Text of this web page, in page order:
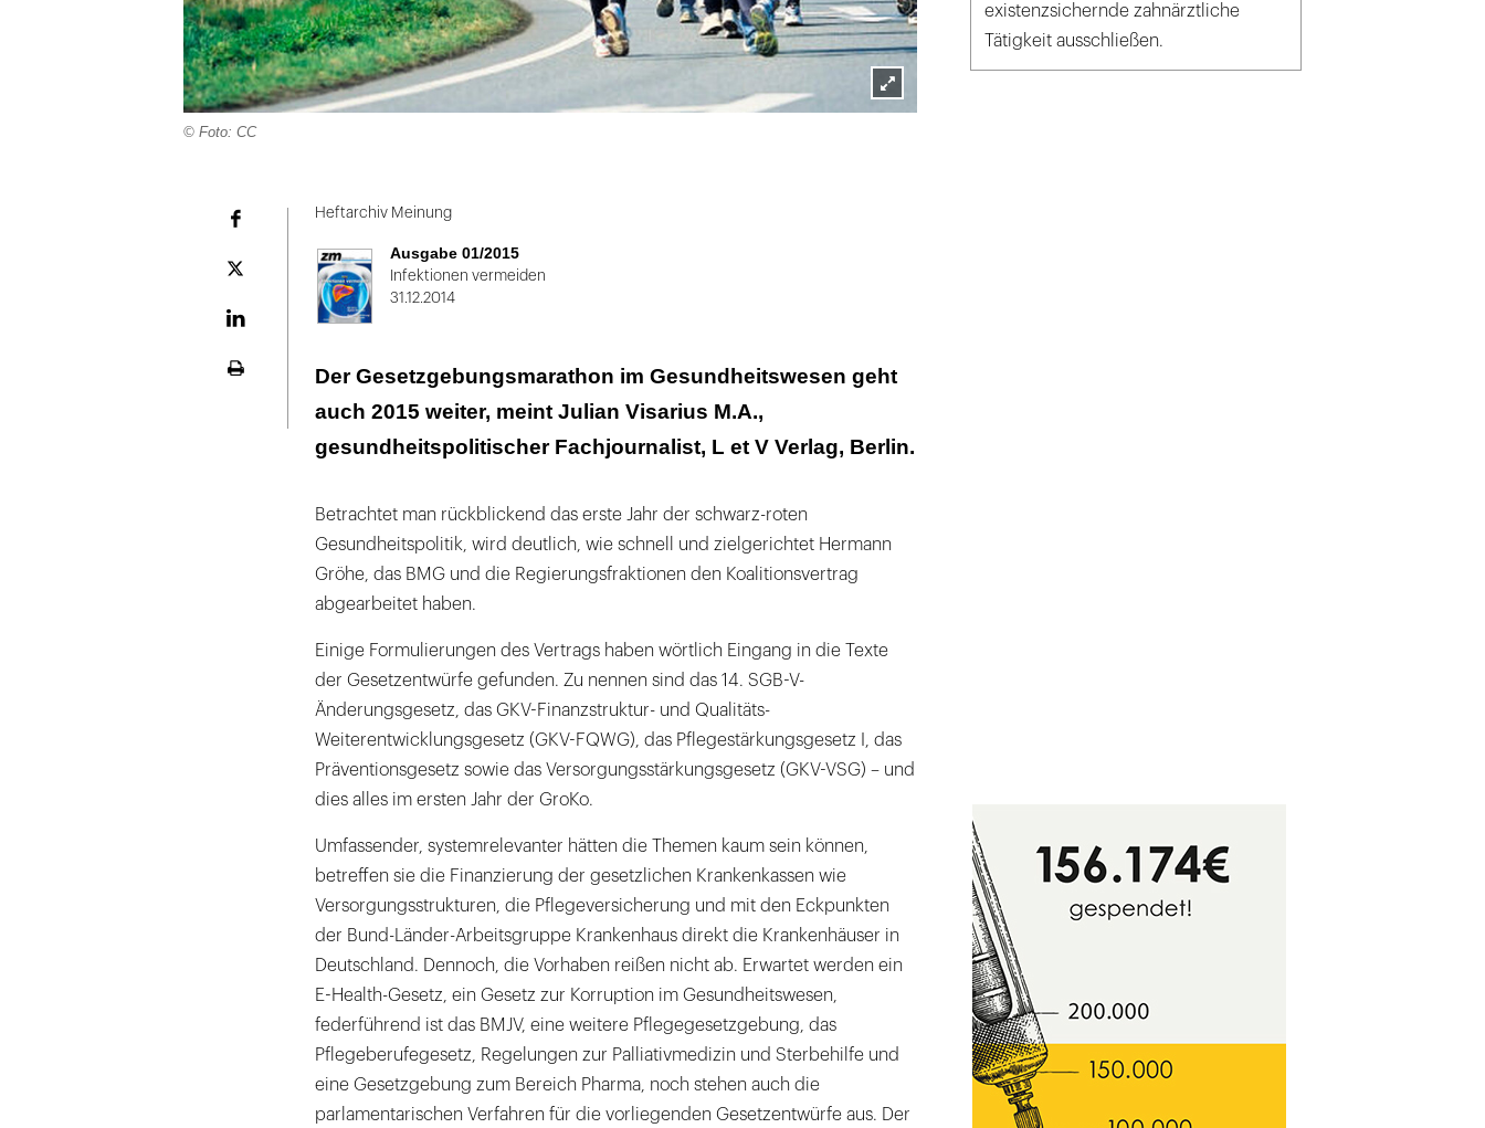
Lightbox
© Foto: CC
Plattform
Heftarchiv Meinung
Ausgabe 01/2015
Infektionen vermeiden
31.12.2014
Der Gesetzgebungsmarathon im Gesundheitswesen geht
auch 2015 weiter, meint Julian Visarius M.A.,
gesundheitspolitischer Fachjournalist, L et V Verlag, Berlin.
Betrachtet man rückblickend das erste Jahr der schwarz-roten
Gesundheitspolitik, wird deutlich, wie schnell und zielgerichtet Hermann
Gröhe, das BMG und die Regierungsfraktionen den Koalitionsvertrag
abgearbeitet haben.
Einige Formulierungen des Vertrags haben wörtlich Eingang in die Texte
der Gesetzentwürfe gefunden. Zu nennen sind das 14. SGB-V-
Änderungsgesetz, das GKV-Finanzstruktur- und Qualitäts-
Weiterentwicklungsgesetz (GKV-FQWG), das Pflegestärkungsgesetz I, das
Präventionsgesetz sowie das Versorgungsstärkungsgesetz (GKV-VSG) – und
dies alles im ersten Jahr der GroKo.
Umfassender, systemrelevanter hätten die Themen kaum sein können,
betreffen sie die Finanzierung der gesetzlichen Krankenkassen wie
Versorgungsstrukturen, die Pflegeversicherung und mit den Eckpunkten
der Bund-Länder-Arbeitsgruppe Krankenhaus direkt die Krankenhäuser in
Deutschland. Dennoch, die Vorhaben reißen nicht ab. Erwartet werden ein
E-Health-Gesetz, ein Gesetz zur Korruption im Gesundheitswesen,
federführend ist das BMJV, eine weitere Pflegegesetzgebung, das
Pflegeberufegesetz, Regelungen zur Palliativmedizin und Sterbehilfe und
eine Gesetzgebung zum Bereich Pharma, noch stehen auch die
parlamentarischen Verfahren für die vorliegenden Gesetzentwürfe aus. Der
existenzsichernde zahnärztliche
Tätigkeit ausschließen.